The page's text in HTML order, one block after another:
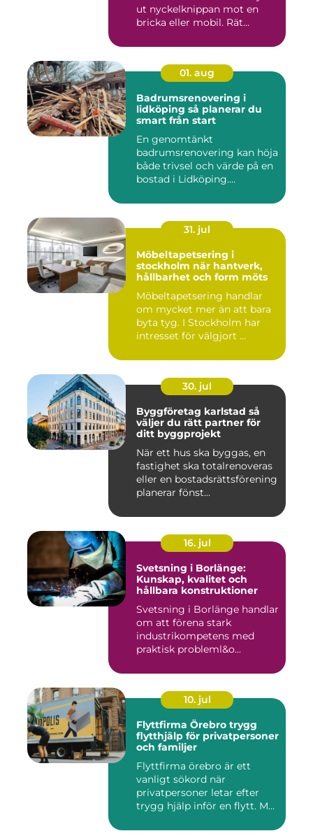
ut nyckelknippan mot en
bricka eller mobil. Rät...
01. aug
Badrumsrenovering i
lidköping så planerar du
smart från start
En genomtänkt
badrumsrenovering kan höja
både trivsel och värde på en
bostad i Lidköping.
31. jul
Möbeltapetsering i
stockholm när hantverk,
hållbarhet och form möts
Möbeltapetsering handlar
om mycket mer än att bara
byta tyg. I Stockholm har
intresset för välgjort ...
30. jul
Byggföretag karlstad så
väljer du rätt partner för
ditt byggprojekt
När ett hus ska byggas, en
fastighet ska totalrenoveras
eller en bostadsrättsförening
planerar fönst...
16. jul
Svetsning i Borlänge:
Kunskap, kvalitet och
hållbara konstruktioner
Svetsning i Borlänge handlar
om att förena stark
industrikompetens med
praktisk probleml&o...
10. jul
Flyttfirma Örebro trygg
flytthjälp för privatpersoner
och familjer
Flyttfirma örebro är ett
vanligt sökord när
privatpersoner letar efter
trygg hjälp inför en flytt. M...